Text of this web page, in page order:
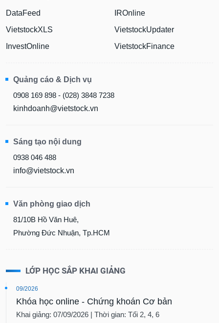
DataFeed
VietstockXLS
InvestOnline
IROnline
VietstockUpdater
VietstockFinance
Quảng cáo & Dịch vụ
0908 169 898 - (028) 3848 7238
kinhdoanh@vietstock.vn
Sáng tạo nội dung
0938 046 488
info@vietstock.vn
Văn phòng giao dịch
81/10B Hồ Văn Huê,
Phường Đức Nhuận, Tp.HCM
LỚP HỌC SẮP KHAI GIẢNG
09/2026
Khóa học online - Chứng khoán Cơ bản
Khai giảng: 07/09/2026 | Thời gian: Tối 2, 4, 6
tài
cụ
Truyền
thông
tài
chính
Dữ
liệu